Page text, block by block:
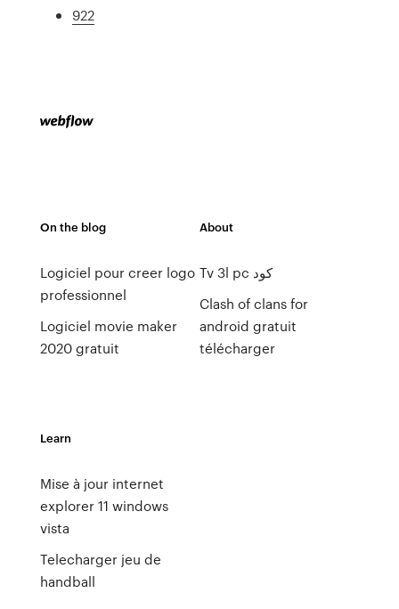
922
On the blog
Logiciel pour creer logo
professionnel
Logiciel movie maker
2020 gratuit
About
Tv 3l pc كود
Clash of clans for
android gratuit
télécharger
Learn
Mise à jour internet
explorer 11 windows
vista
Telecharger jeu de
handball